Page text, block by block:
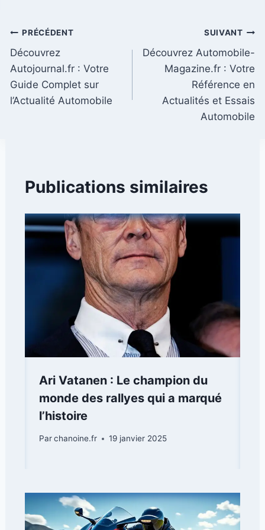
Navigation
de
l’article
PRÉCÉDENT
Découvrez
Autojournal.fr : Votre
Guide Complet sur
l’Actualité Automobile
SUIVANT
Découvrez Automobile-
Magazine.fr : Votre
Référence en
Actualités et Essais
Automobile
Publications similaires
Ari Vatanen : Le champion du
monde des rallyes qui a marqué
l’histoire
Parchanoine.fr 19 janvier 2025